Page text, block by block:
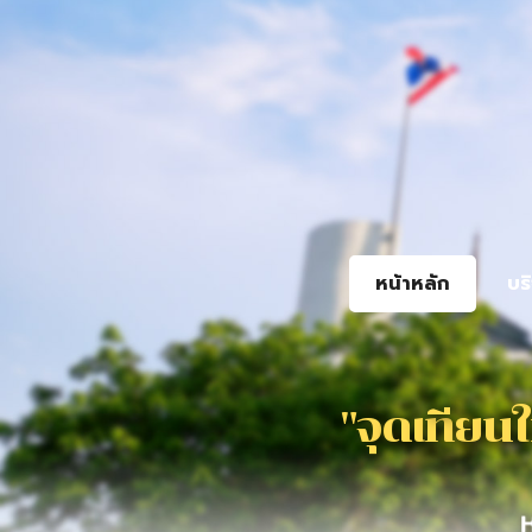
หน้าหลัก บ
" จดเทยนใ